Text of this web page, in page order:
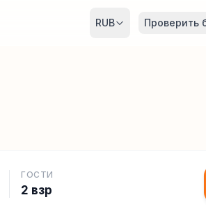
RUB Проверить
ГОСТИ
2 взр